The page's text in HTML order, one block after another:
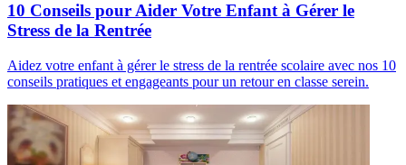
10 Conseils pour Aider Votre Enfant à Gérer le
Stress de la Rentrée
Aidez votre enfant à gérer le stress de la rentrée scolaire avec nos 10
conseils pratiques et engageants pour un retour en classe serein.